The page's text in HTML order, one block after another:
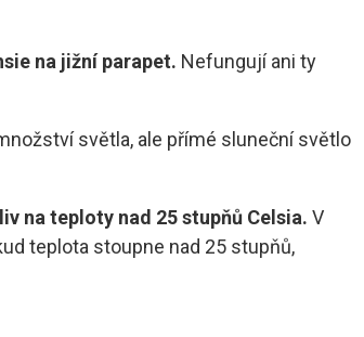
na jižní parapet. Nefungují ani ty
světla, ale přímé sluneční světlo
na teploty nad 25 stupňů Celsia. V
teplota stoupne nad 25 stupňů,